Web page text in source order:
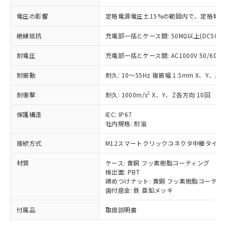
電圧の影響 定格電源電圧±15%の範囲内で、定格電
絶縁抵抗 充電部一括とケース間: 50MΩ以上
耐電圧 充電部一括とケース間: AC1000V 50/
耐振動 耐久: 10～55Hz 複振幅 1.5mm X、Y、Z
耐衝撃 耐久: 1000m/s2 X、Y、Z各方向 10回
保護構造
IEC: IP67
社内規格: 耐油
接続方式 M12スマートクリックコネクタ中継タイ
材質
ケース: 黄銅 フッ素樹脂コーティング
検出面: PBT
締めつけナット: 黄銅 フッ素樹脂コーティ
歯付座金: 鉄 亜鉛メッキ
付属品 取扱説明書
在庫状況および標準価格照会結果は、
記載している更新日時点での社内デー
タに基づき作成されるものであり、閲
覧された時点での実際の在庫および標
準価格とは異なる場合があることをご
了承ください。
正式な納期状況および標準価格はお客
様のお取引先、またはお客様担当のオ
ムロン制御機器販売店・当社販売員に
ご相談ください。
オムロン制御機器販売店や当社販売拠
販売ネットワーク
在庫状況および標準価格結果を当社の
事前の承諾なく第三者に漏洩または開
示しないようお願いします。
マイパーツ機能（部品リスト作成サー
ビス）をご利用いただくには、I-Web
メンバーズにご登録されている必要が
お客様が当ウェブサイト上で当社にご
*EU RoHS指令（10物質）：
鉛(Pb) 1000ppm以下、 水銀(Hg) 1000ppm以下、 カド
ミウム(Cd) 100ppm以下、
六価クロム(Cr(Ⅵ)) 1000ppm以下、ポリ臭化ビフェニル
類(PBB) 1000ppm以下、ポリ臭化ジフェニルエーテル類
ルベンジル（BBP） 1000ppm以下、フタル酸ジブチル
（DBP） 1000ppm以下、フタル酸ジイソブチル
但し、RoHS指令で産業用監視および制御機器に対する
フタル酸エステル類の４物質については閾値を超える意
図的な使用がないことを確認しています。
部品在庫の切り替え状況などにより、予定
月が前後することがあります。
い合わせください。
*中国RoHS10物質の基準値 (GB/T26572)：
Pb(鉛) :1000ppm、 Hg(水銀) : 1000ppm、 Cd(カドミウ
Cr(Ⅵ)(六価クロム) : 1000ppm、 PBBs(ポリ臭化ビフェ
ニル類) : 1000ppm、 PBDEs(ポリ臭化ジフェニルエーテ
DBP(フタル酸ジブチル) : 1000ppm、 DIBP(フタル酸ジ
イソブチル) : 1000ppm、 BBP(フタル酸ブチルベンジ
※2 環境保護使用期限
「ｅ」：有害物質（10物質）のすべてが基
準値以下であることを示します。
「10」：通常の使用状況下において有害物
質が外部に漏えいし、環境に深刻な影響を
及ぼさない年数を意味します。
「－」：未確認です。当社販売部門へお問
い合わせください。
為替および外国貿易法に定める商品
（以下｢規制貨物等」という）を輸出
または国外への提供する場合は、日本
国政府の輸出許可(または役務取引許
可)を取得するなどの必要な手続きを
当社は規制貨物を破棄する場合は、完
全に破砕するなど、違法に輸出されな
いよう必要な手段を講じます。
当社は貴社製品を、核兵器、ミサイ
ル、化学兵器、生物兵器またはその他
武器並びにこれらの製造装置等に一切
使用いたしません。
当社は、貴社製品を第三者に販売する
場合は、上記1、2および3の内容を当
該第三者に通知します。また当社は、
販売先および販売に係わる関係者が違
法に輸出するおそれがある場合は、取
り引きをいたしません。
一定数以上の在庫あり
一定数には満たないが在庫あり
在庫なし(最新の在庫状況につ
いては、お客様のお取引先、ま
たはお客様担当のオムロン制御
機器販売店・当社販売員にご確
認ください)
受注生産機種、また在庫状況の
情報を公開していない機種